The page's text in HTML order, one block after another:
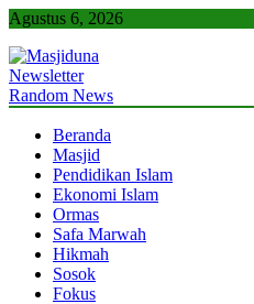
Skip
content
Agustus 6, 2026
Masjiduna
Referensi Berita Islam Indonesia
Newsletter
Random News
Beranda
Masjid
Pendidikan Islam
Ekonomi Islam
Ormas
Safa Marwah
Hikmah
Sosok
Fokus